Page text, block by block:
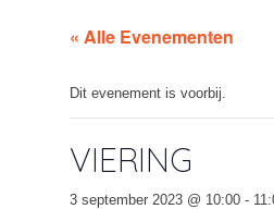
« Alle Evenementen
Dit evenement is voorbij.
VIERING
3 september 2023 @ 10:00 -